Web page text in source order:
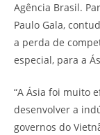
Agência Brasil.
Paulo Gala,
a perda de
especial, para a
“A Ásia foi muito
desenvolver a
governos do